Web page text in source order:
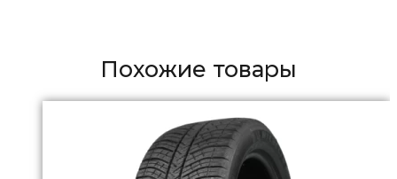
Похожие товары